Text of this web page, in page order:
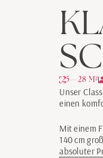
25—28 M²
Unser
einen
Mit einem
140 cm
absoluter